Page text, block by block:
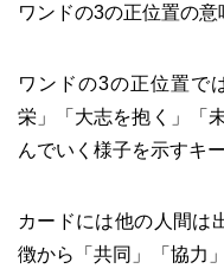
ワンドの3の正位置の意
ワンドの3の正位置で
栄」「大志を抱く」「
んでいく様子を示すキ
カードには他の人間は
徴から「共同」「協力